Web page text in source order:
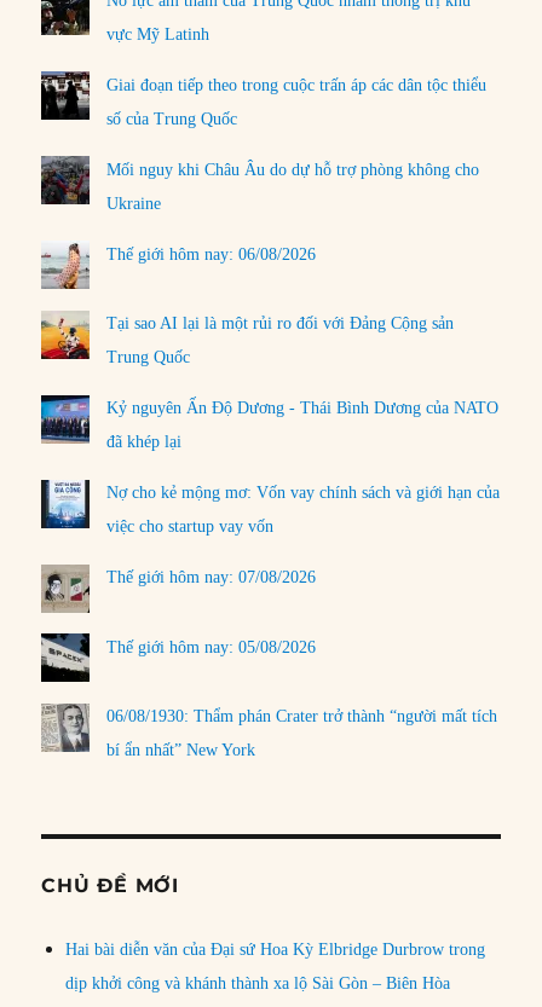
vực Mỹ Latinh
Giai đoạn tiếp theo trong cuộc trấn áp các dân tộc thiểu
số của Trung Quốc
Mối nguy khi Châu Âu do dự hỗ trợ phòng không cho
Ukraine
Thế giới hôm nay: 06/08/2026
Tại sao AI lại là một rủi ro đối với Đảng Cộng sản
Trung Quốc
Kỷ nguyên Ấn Độ Dương - Thái Bình Dương của NATO
đã khép lại
Nợ cho kẻ mộng mơ: Vốn vay chính sách và giới hạn của
việc cho startup vay vốn
Thế giới hôm nay: 07/08/2026
Thế giới hôm nay: 05/08/2026
06/08/1930: Thẩm phán Crater trở thành “người mất tích
bí ẩn nhất” New York
CHỦ ĐỀ MỚI
Hai bài diễn văn của Đại sứ Hoa Kỳ Elbridge Durbrow trong
dịp khởi công và khánh thành xa lộ Sài Gòn – Biên Hòa